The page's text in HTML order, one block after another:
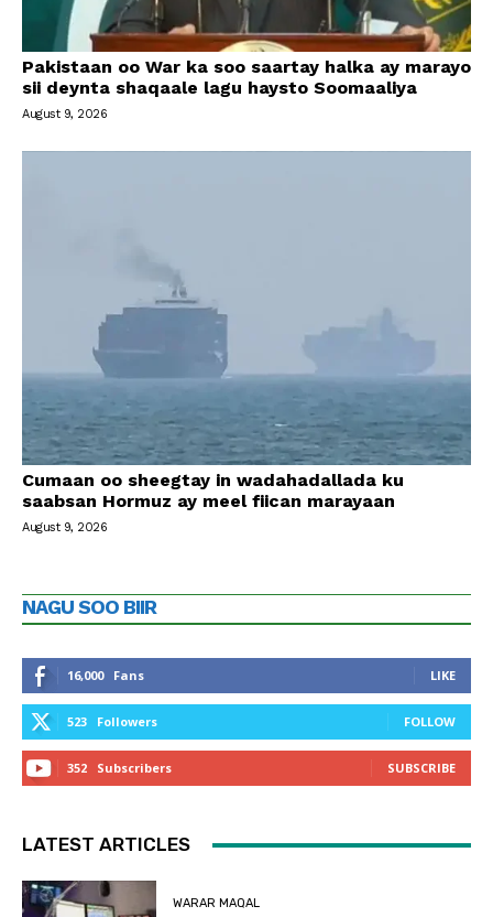
Pakistaan oo War ka soo saartay halka ay marayo
sii deynta shaqaale lagu haysto Soomaaliya
August 9, 2026
Cumaan oo sheegtay in wadahadallada ku
saabsan Hormuz ay meel fiican marayaan
August 9, 2026
NAGU SOO BIIR
16,000 Fans LIKE
523 Followers FOLLOW
352 Subscribers SUBSCRIBE
LATEST ARTICLES
WARAR MAQAL